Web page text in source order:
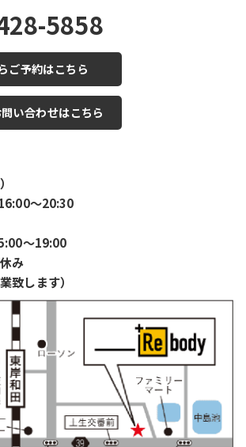
5858
ご予約はこちら
い合わせはこちら
〜20:30
〜19:00
み
致します）